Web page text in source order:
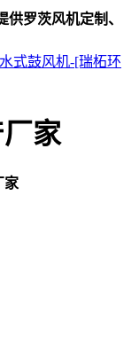
罗茨风机定制、
家
家